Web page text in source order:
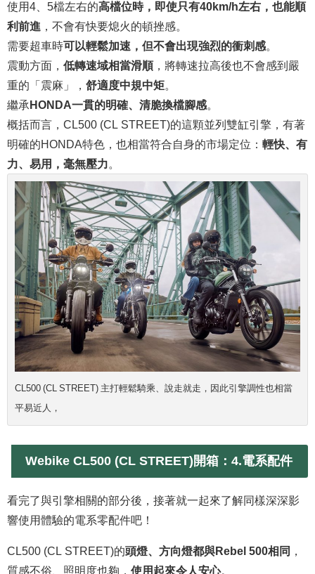
使用4、5檔左右的高檔位時，即使只有40km/h左右，也能順
利前進 ，不會有快要熄火的頓挫感。
需要超車時可以輕鬆加速，但不會出現強烈的衝刺感。
震動方面， 低轉速域相當滑順，將轉速拉高後也不會感到嚴
重的「震麻」， 舒適度中規中矩。
繼承 HONDA一貫的明確、清脆換檔腳感。
概括而言，CL500 (CL STREET)的這顆並列雙缸引擎，有著
明確的HONDA特色，也相當符合自身的市場定位： 輕快、有
力、易用，毫無壓力。
CL500 (CL STREET) 主打輕鬆騎乘、說走就走，因此引擎調性也相當
平易近人，
Webike CL500 (CL STREET)開箱：4.電系配件
看完了與引擎相關的部分後，接著就一起來了解同樣深深影
響使用體驗的電系零配件吧！
CL500 (CL STREET)的頭燈、方向燈都與Rebel 500相同
質感不俗、照明度也夠， 使用起來令人安心。